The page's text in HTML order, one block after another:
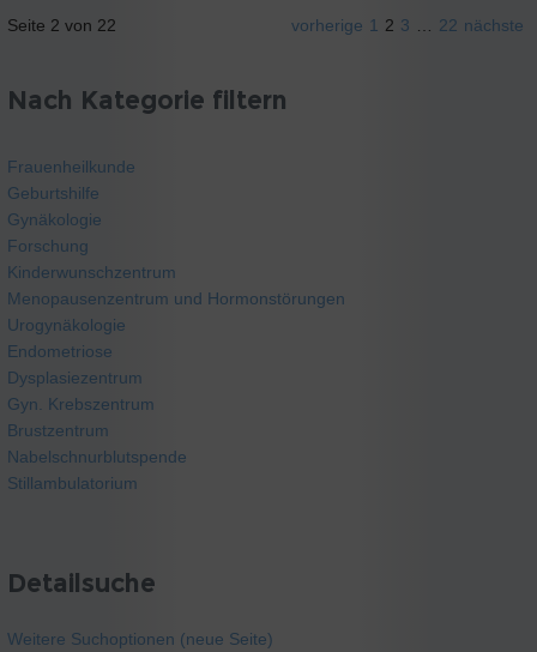
Seite 2 von 22 vorherige 1 2 3 … 22 nächste
Nach Kategorie filtern
Frauenheilkunde
Geburtshilfe
Gynäkologie
Forschung
Kinderwunschzentrum
Menopausenzentrum und Hormonstörungen
Urogynäkologie
Endometriose
Dysplasiezentrum
Gyn. Krebszentrum
Brustzentrum
Nabelschnurblutspende
Stillambulatorium
Detailsuche
Weitere Suchoptionen (neue Seite)